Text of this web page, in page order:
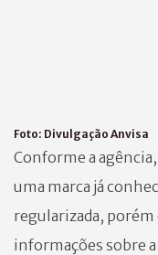
Foto: Divulgação Anvisa
Conforme a
uma marca já
regularizada,
informações sobre